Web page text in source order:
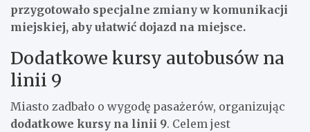
przygotowało specjalne zmiany w komunikacji
miejskiej, aby ułatwić dojazd na miejsce.
Dodatkowe kursy autobusów na
linii 9
Miasto zadbało o wygodę pasażerów, organizując
dodatkowe kursy na linii 9. Celem jest